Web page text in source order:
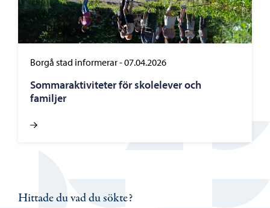
Borgå stad informerar-07.04.2026
Sommaraktiviteter för skolelever och
familjer
Hittade du vad du sökte?